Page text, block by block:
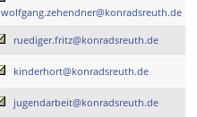
wolfgang.zehendner@konradsreuth.de
ruediger.fritz@konradsreuth.de
kinderhort@konradsreuth.de
jugendarbeit@konradsreuth.de